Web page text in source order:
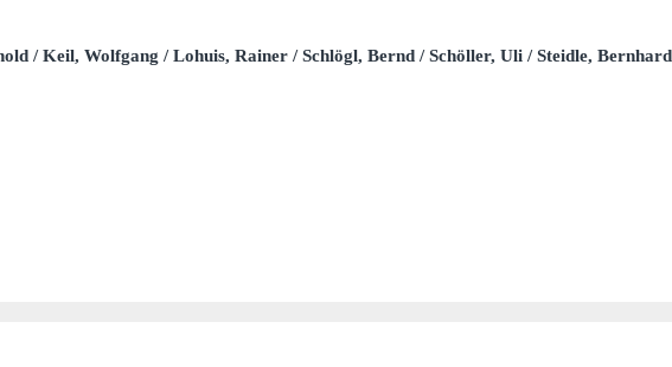
/ Keil, Wolfgang / Lohuis, Rainer / Schlögl, Bernd / Schöller, Uli / Steidle,